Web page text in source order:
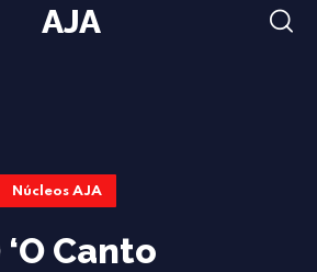
AJA
Núcleos AJA
Canto